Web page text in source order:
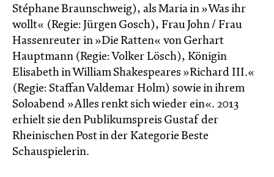
Stéphane Braunschweig), als Maria in »Was ihr
wollt« (Regie: Jürgen Gosch), Frau John / Frau
Hassenreuter in »Die Ratten« von Gerhart
Hauptmann (Regie: Volker Lösch), Königin
Elisabeth in William Shakespeares »Richard III.«
(Regie: Staffan Valdemar Holm) sowie in ihrem
Soloabend »Alles renkt sich wieder ein«. 2013
erhielt sie den Publikumspreis Gustaf der
Rheinischen Post in der Kategorie Beste
Schauspielerin.